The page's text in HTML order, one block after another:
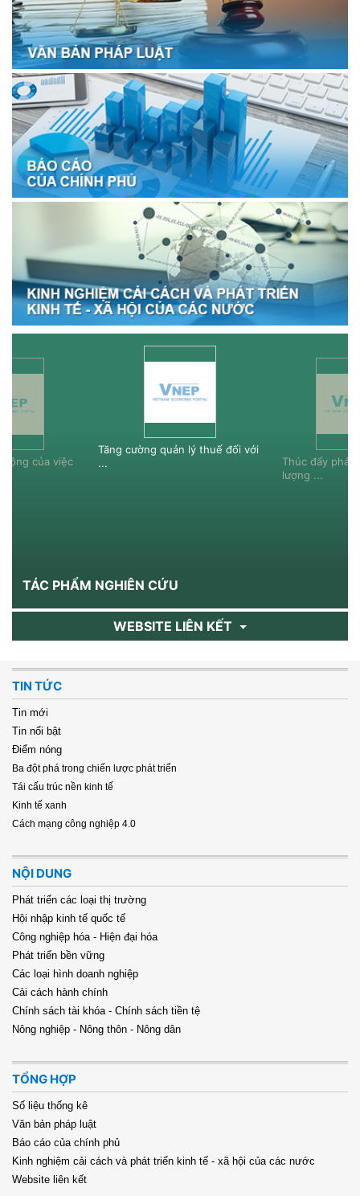
của việc
Tăng cường quản lý thuế đối với
...
Thúc đẩy phát
lượng ...
TÁC PHẨM NGHIÊN CỨU
WEBSITE LIÊN KẾT
TIN TỨC
Tin mới
Tin nổi bật
Điểm nóng
Ba đột phá trong chiến lược phát triển
Tái cấu trúc nền kinh tế
Kinh tế xanh
Cách mạng công nghiệp 4.0
NỘI DUNG
Phát triển các loại thị trường
Hội nhập kinh tế quốc tế
Công nghiệp hóa - Hiện đại hóa
Phát triển bền vững
Các loại hình doanh nghiệp
Cải cách hành chính
Chính sách tài khóa - Chính sách tiền tệ
Nông nghiệp - Nông thôn - Nông dân
TỔNG HỢP
Số liệu thống kê
Văn bản pháp luật
Báo cáo của chính phủ
Kinh nghiệm cải cách và phát triển kinh tế - xã hội của các nước
Website liên kết